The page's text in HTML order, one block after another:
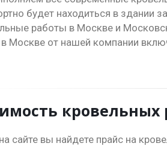
будет находиться в здании
работы в Москве и
Москве от нашей компании
кровельных
сайте вы найдете прайс на